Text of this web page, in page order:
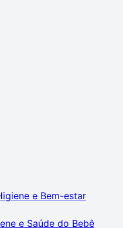
e Bem-estar
e Saúde do Bebê